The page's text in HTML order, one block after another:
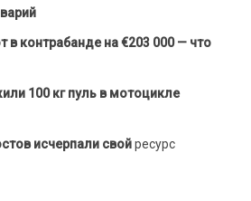
в контрабанде на €203 000 — что
100 кг пуль в мотоцикле
исчерпали свойресурс